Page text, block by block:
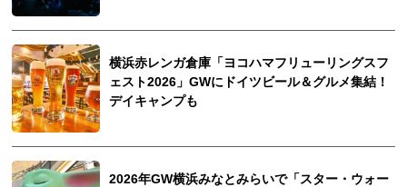
横浜赤レンガ倉庫「ヨコハマフリューリングスフ
ェスト2026」GWにドイツビール＆グルメ集結！
デイキャンプも
2026年GW横浜みなとみらいで「スター・ウォー